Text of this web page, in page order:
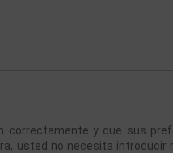
y que sus
usted no necesita